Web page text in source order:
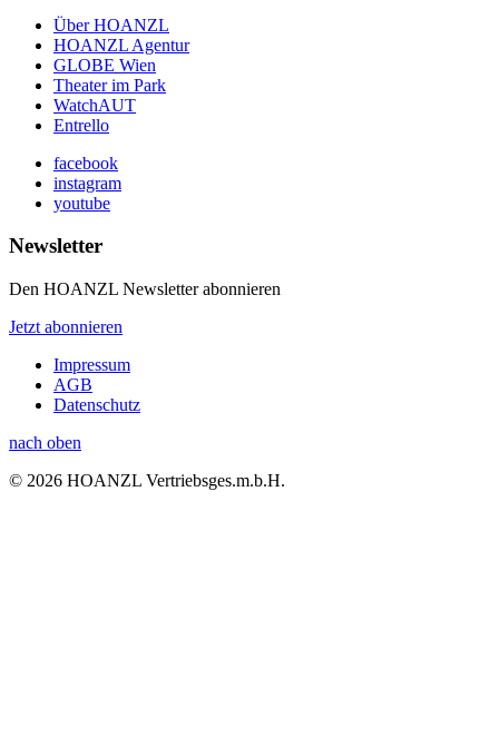
Über HOANZL
HOANZL Agentur
GLOBE Wien
Theater im Park
WatchAUT
Entrello
facebook
instagram
youtube
Newsletter
Den HOANZL Newsletter abonnieren
Jetzt abonnieren
Impressum
AGB
Datenschutz
nach oben
© 2026 HOANZL Vertriebsges.m.b.H.